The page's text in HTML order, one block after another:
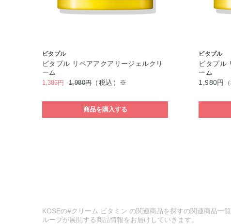
ビタプル
ビタプル リペアアクアリージェルクリ
ーム
1,386円 1,980円（税込）※
商品を購入する
ビタプル
ビタプル
ーム
1,980円
KOSEの#クリーム ビタミン の関連商品を探すの関連商品一
ループが展開する商品情報をお届けしていきます。